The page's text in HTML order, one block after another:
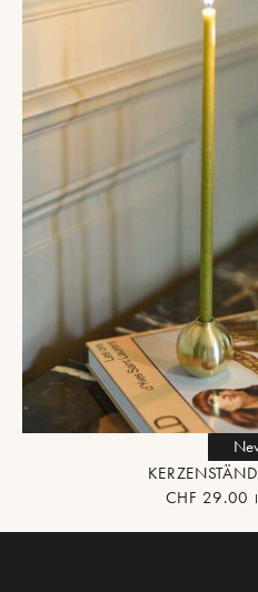
CHF 29.00